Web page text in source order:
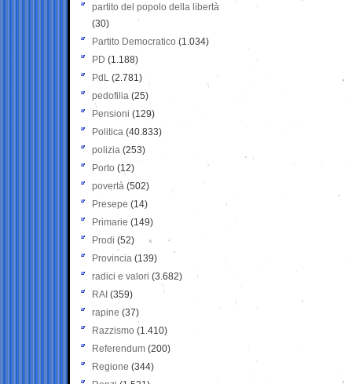
partito del popolo della libertà
(30)
Partito Democratico (1.034)
PD (1.188)
PdL (2.781)
pedofilia (25)
Pensioni (129)
Politica (40.833)
polizia (253)
Porto (12)
povertà (502)
Presepe (14)
Primarie (149)
Prodi (52)
Provincia (139)
radici e valori (3.682)
RAI (359)
rapine (37)
Razzismo (1.410)
Referendum (200)
Regione (344)